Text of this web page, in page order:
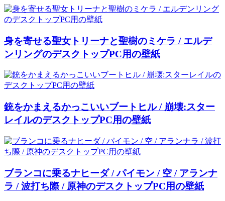
身を寄せる聖女トリーナと聖樹のミケラ / エルデ
ンリングのデスクトップPC用の壁紙
銃をかまえるかっこいいブートヒル / 崩壊:スター
レイルのデスクトップPC用の壁紙
ブランコに乗るナヒーダ / パイモン / 空 / アランナ
ラ / 波打ち際 / 原神のデスクトップPC用の壁紙